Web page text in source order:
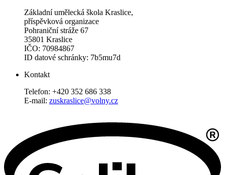
Základní umělecká škola Kraslice,
příspěvková organizace
Pohraniční stráže 67
35801 Kraslice
IČO: 70984867
ID datové schránky: 7b5mu7d
Kontakt
Telefon: +420 352 686 338
E-mail: zuskraslice@volny.cz